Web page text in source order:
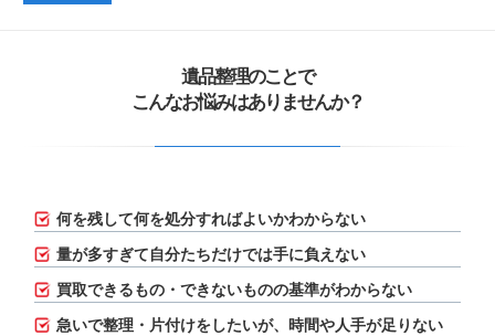
遺品整理のことで
こんなお悩みはありませんか？
何を残して何を処分すればよいかわからない
量が多すぎて自分たちだけでは手に負えない
買取できるもの・できないものの基準がわからない
急いで整理・片付けをしたいが、 時間や人手が足りない